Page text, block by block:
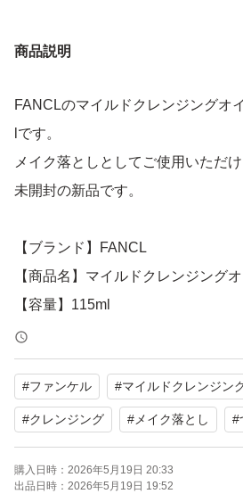
商品説明
FANCLのマイルドクレンジングオ
lです。
メイク落としとしてご使用いただけ
未開封の新品です。
【ブランド】FANCL
【商品名】マイルドクレンジング
【容量】115ml
【商品の状態】未使用
【その他】つめかえ用
よろしくお願いいたします。
マイルドクレンジング オイル つめ
#ファンケル #マイルドクレンジン
#クレンジング #メイク落とし #
購入日時： 2026年5月19日 20:33
出品日時： 2026年5月19日 19:52